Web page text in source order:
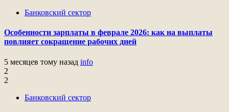
Банковский сектор
Особенности зарплаты в феврале 2026: как на выплаты
повлияет сокращение рабочих дней
5 месяцев тому назад info
2
2
Банковский сектор